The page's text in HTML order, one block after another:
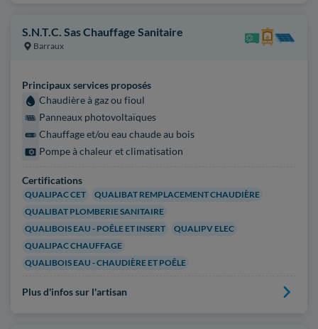
S.N.T.C. Sas Chauffage Sanitaire
Barraux
Principaux services proposés
Chaudière à gaz ou fioul
Panneaux photovoltaïques
Chauffage et/ou eau chaude au bois
Pompe à chaleur et climatisation
Certifications
QUALIPAC CET
QUALIBAT REMPLACEMENT CHAUDIÈRE
QUALIBAT PLOMBERIE SANITAIRE
QUALIBOIS EAU - POÊLE ET INSERT
QUALIPV ELEC
QUALIPAC CHAUFFAGE
QUALIBOIS EAU - CHAUDIÈRE ET POÊLE
Plus d'infos sur l'artisan